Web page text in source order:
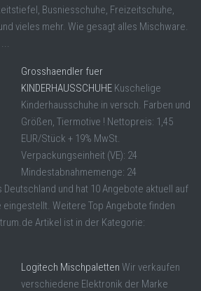
Busniesschuhe, Freizeitschuhe,
vieles mehr. Wie gesagt alles Mischware.
Grosshaendler fuer
KINDERHAUSSCHUHE Kuschelige
Kinderhausschuhe in versch. Farben und
Größen, Tiermotive ! Nettopreis: 1,45
EUR/Stück + 19% MwSt.
Verpackungseinheit (VE): 24
Mindestabnahmemenge: 24
und hat 10 Angebote aktuell auf
Weitere Top Angebote finden
Artikel ist in der Kategorie:
Logitech Mischpaletten Wir verkaufen
verschiedene Elektronik der Marke